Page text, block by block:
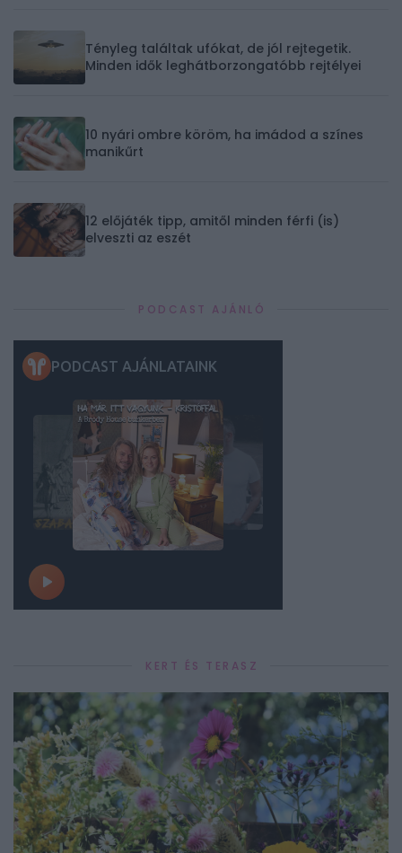
Tényleg találtak ufókat, de jól rejtegetik.
Minden idők leghátborzongatóbb rejtélyei
10 nyári ombre köröm, ha imádod a színes
manikűrt
12 előjáték tipp, amitől minden férfi (is)
elveszti az eszét
PODCAST AJÁNLÓ
KERT ÉS TERASZ